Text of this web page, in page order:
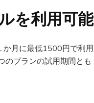
ルを利用可能
か月に最低1500円で利用
のプランの試用期間とも